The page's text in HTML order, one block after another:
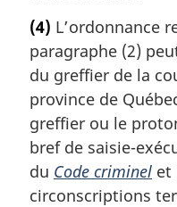
:t
e
m
a
r
g
i
n
a
(4) L’ordonnance
paragraphe (2)
du greffier de la
province de
greffier ou le
bref de saisie-
du Code criminel et
circonscriptions